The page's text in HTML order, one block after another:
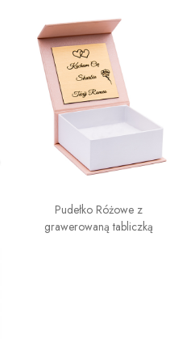
Pudełko Różowe z
grawerowaną tabliczką